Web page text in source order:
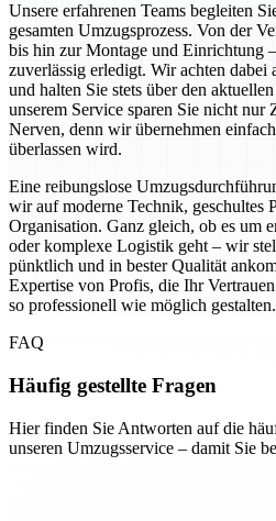
Unsere erfahrenen Teams begleiten
gesamten Umzugsprozess. Von der
bis hin zur Montage und Einrichtung
zuverlässig erledigt. Wir achten dabei
und halten Sie stets über den
unserem Service sparen Sie nicht nur
Nerven, denn wir übernehmen
überlassen wird.
Eine reibungslose
wir auf moderne Technik, geschultes
Organisation. Ganz gleich, ob es um
oder komplexe Logistik geht – wir
pünktlich und in bester Qualität
Expertise von Profis, die Ihr
so professionell wie möglich gestalten.
FAQ
Häufig gestellte Fragen
Hier finden Sie Antworten auf die
unseren Umzugsservice – damit Sie